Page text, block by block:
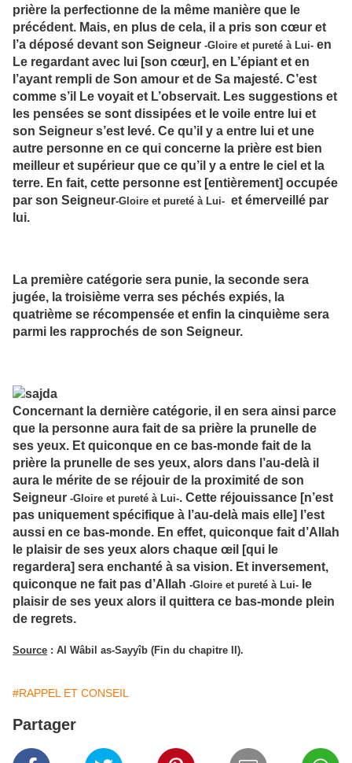
prière la perfectionne de la même manière que le
précédent. Mais, en plus de cela, il a pris son cœur et
l’a déposé devant son Seigneur -Gloire et pureté à Lui- en
Le regardant avec lui [son cœur], en L’épiant et en
l’ayant rempli de Son amour et de Sa majesté. C’est
comme s’il Le voyait et L’observait. Les suggestions et
les pensées se sont dissipées et le voile entre lui et
son Seigneur s’est levé. Ce qu’il y a entre lui et une
autre personne en ce qui concerne la prière est bien
meilleur et supérieur que ce qu’il y a entre le ciel et la
terre. En fait, cette personne est [entièrement] occupée
par son Seigneur-Gloire et pureté à Lui- et émerveillé par
lui.
La première catégorie sera punie, la seconde sera
jugée, la troisième verra ses péchés expiés, la
quatrième se récompensée et enfin la cinquième sera
parmi les rapprochés de son Seigneur.
Concernant la dernière catégorie, il en sera ainsi parce
que la personne aura fait de sa prière la prunelle de
ses yeux. Et quiconque en ce bas-monde fait de la
prière la prunelle de ses yeux, alors dans l’au-delà il
aura le mérite de se réjouir de la proximité de son
Seigneur -Gloire et pureté à Lui-. Cette réjouissance [n’est
pas uniquement spécifique à l’au-delà mais elle] l’est
aussi en ce bas-monde. En effet, quiconque fait d’Allah
le plaisir de ses yeux alors chaque œil [qui le
regardera] sera enchanté à sa vision. Et inversement,
quiconque ne fait pas d’Allah -Gloire et pureté à Lui- le
plaisir de ses yeux alors il quittera ce bas-monde plein
de regrets.
Source : Al Wâbil as-Sayyîb (Fin du chapitre II).
#RAPPEL ET CONSEIL
Partager